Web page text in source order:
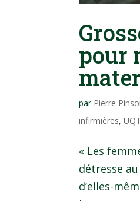
pour
par Pierre
infirmières,
« Les
détresse
d’elles-